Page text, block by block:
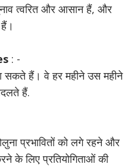
त्वरित और आसान हैं, और
: -
सकते हैं। वे हर महीने उस महीने
हैं.
प्रभावितों को लगे रहने और
के लिए प्रतियोगिताओं की